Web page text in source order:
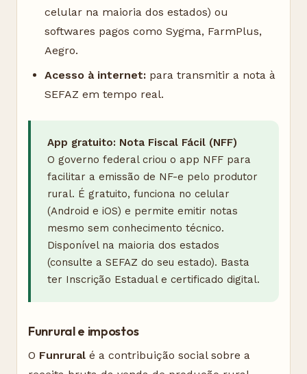
celular na maioria dos estados) ou
softwares pagos como Sygma, FarmPlus,
Aegro.
Acesso à internet: para transmitir a nota à
SEFAZ em tempo real.
App gratuito: Nota Fiscal Fácil (NFF)
O governo federal criou o app NFF para
facilitar a emissão de NF-e pelo produtor
rural. É gratuito, funciona no celular
(Android e iOS) e permite emitir notas
mesmo sem conhecimento técnico.
Disponível na maioria dos estados
(consulte a SEFAZ do seu estado). Basta
ter Inscrição Estadual e certificado digital.
Funrural e impostos
O Funrural é a contribuição social sobre a